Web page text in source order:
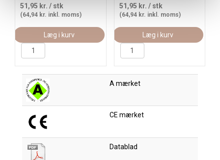
51,95 kr. / stk
(64,94 kr. inkl. moms)
Læg i kurv
51,95 kr. / stk
(64,94 kr. inkl. moms)
Læg i kurv
A mærket
CE mærket
Datablad